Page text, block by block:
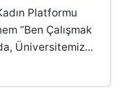
Üniversitesi Kalite
gezi
tarihi, kültürel ve